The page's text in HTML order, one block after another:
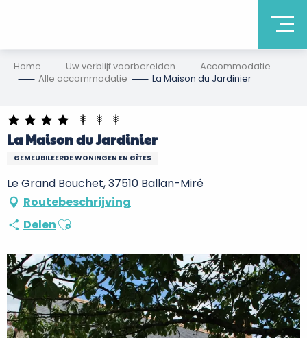
Home Uw verblijf voorbereiden
Accommodatie
Alle accommodatie
La Maison du Jardinier
La Maison du Jardinier
GEMEUBILEERDE WONINGEN EN GÎTES
Le Grand Bouchet, 37510 Ballan-Miré
Routebeschrijving
DelenAjouter aux favoris